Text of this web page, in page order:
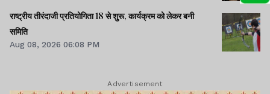
राष्ट्रीय तीरंदाजी प्रतियोगिता 18 से शुरू, कार्यक्रम को लेकर बनी
समिति
Aug 08, 2026 06:08 PM
Advertisement